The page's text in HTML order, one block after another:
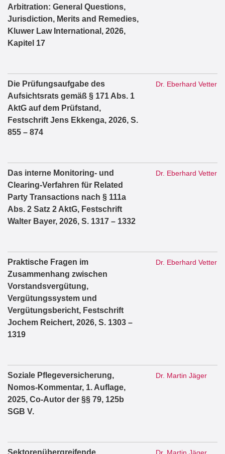
Arbitration: General Questions,
Jurisdiction, Merits and Remedies,
Kluwer Law International, 2026,
Kapitel 17
Die Prüfungsaufgabe des
Aufsichtsrats gemäß § 171 Abs. 1
AktG auf dem Prüfstand,
Festschrift Jens Ekkenga, 2026, S.
855 – 874
Dr. Eberhard Vetter
Das interne Monitoring- und
Clearing-Verfahren für Related
Party Transactions nach § 111a
Abs. 2 Satz 2 AktG, Festschrift
Walter Bayer, 2026, S. 1317 – 1332
Dr. Eberhard Vetter
Praktische Fragen im
Zusammenhang zwischen
Vorstandsvergütung,
Vergütungssystem und
Vergütungsbericht, Festschrift
Jochem Reichert, 2026, S. 1303 –
1319
Dr. Eberhard Vetter
Soziale Pflegeversicherung,
Nomos-Kommentar, 1. Auflage,
2025, Co-Autor der §§ 79, 125b
SGB V.
Dr. Martin Jäger